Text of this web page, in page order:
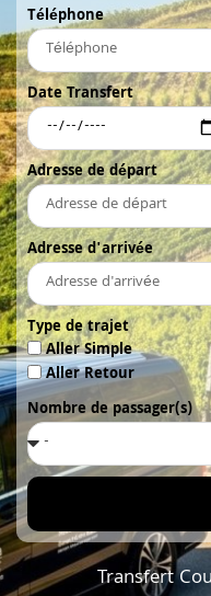
Téléphone
Date Transfert
Adresse de départ
Adresse d'arrivée
Type de trajet
Aller Simple
Aller Retour
Nombre de passager(s)
Transfert